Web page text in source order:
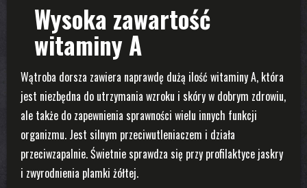
Wysoka zawartość
witaminy A
Wątroba dorsza zawiera naprawdę dużą ilość witaminy A, która
jest niezbędna do utrzymania wzroku i skóry w dobrym zdrowiu,
ale także do zapewnienia sprawności wielu innych funkcji
organizmu. Jest silnym przeciwutleniaczem i działa
przeciwzapalnie. Świetnie sprawdza się przy profilaktyce jaskry
i zwyrodnienia plamki żółtej.